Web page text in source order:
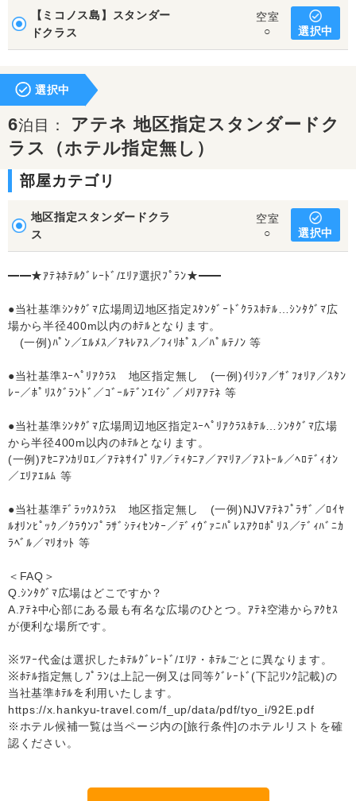
【ミコノス島】スタンダー
ドクラス
空室
○
選択中
選択中
6泊目： アテネ 地区指定スタンダードク
ラス（ホテル指定無し）
部屋カテゴリ
地区指定スタンダードクラ
ス
空室
○
選択中
━━★ｱﾃﾈﾎﾃﾙｸﾞﾚｰﾄﾞ/ｴﾘｱ選択ﾌﾟﾗﾝ★━━
●当社基準ｼﾝﾀｸﾞﾏ広場周辺地区指定ｽﾀﾝﾀﾞｰﾄﾞｸﾗｽﾎﾃﾙ…ｼﾝﾀｸﾞﾏ広
場から半径400m以内のﾎﾃﾙとなります。
(一例)ﾊﾟﾝ／ｴﾙﾒｽ／ｱｷﾚｱｽ／ﾌｨﾘﾎﾟｽ／ﾊﾟﾙﾃﾉﾝ 等
●当社基準ｽｰﾍﾟﾘｱｸﾗｽ 地区指定無し (一例)ｲﾘｼｱ／ｻﾞﾌｫﾘｱ／ｽﾀﾝ
ﾚｰ／ﾎﾟﾘｽｸﾞﾗﾝﾄﾞ／ｺﾞｰﾙﾃﾞﾝｴｲｼﾞ／ﾒﾘｱｱﾃﾈ 等
●当社基準ｼﾝﾀｸﾞﾏ広場周辺地区指定ｽｰﾍﾟﾘｱｸﾗｽﾎﾃﾙ…ｼﾝﾀｸﾞﾏ広場
から半径400m以内のﾎﾃﾙとなります。
(一例)ｱｾﾆｱﾝｶﾘﾛｴ／ｱﾃﾈｻｲﾌﾟﾘｱ／ﾃｨﾀﾆｱ／ｱﾏﾘｱ／ｱｽﾄｰﾙ／ﾍﾛﾃﾞｨｵﾝ
／ｴﾘｱｴﾙﾑ 等
●当社基準ﾃﾞﾗｯｸｽｸﾗｽ 地区指定無し (一例)NJVｱﾃﾈﾌﾟﾗｻﾞ／ﾛｲﾔ
ﾙｵﾘﾝﾋﾟｯｸ／ｸﾗｳﾝﾌﾟﾗｻﾞｼﾃｨｾﾝﾀｰ／ﾃﾞｨｳﾞｧﾆﾊﾟﾚｽｱｸﾛﾎﾟﾘｽ／ﾃﾞｨﾊﾞﾆｶ
ﾗﾍﾞﾙ／ﾏﾘｵｯﾄ 等
＜FAQ＞
Q.ｼﾝﾀｸﾞﾏ広場はどこですか？
A.ｱﾃﾈ中心部にある最も有名な広場のひとつ。ｱﾃﾈ空港からｱｸｾｽ
が便利な場所です。
※ﾂｱｰ代金は選択したﾎﾃﾙｸﾞﾚｰﾄﾞ/ｴﾘｱ・ﾎﾃﾙごとに異なります。
※ﾎﾃﾙ指定無しﾌﾟﾗﾝは上記一例又は同等ｸﾞﾚｰﾄﾞ(下記ﾘﾝｸ記載)の
当社基準ﾎﾃﾙを利用いたします。
https://x.hankyu-travel.com/f_up/data/pdf/tyo_i/92E.pdf
※ホテル候補一覧は当ページ内の[旅行条件]のホテルリストを確
認ください。